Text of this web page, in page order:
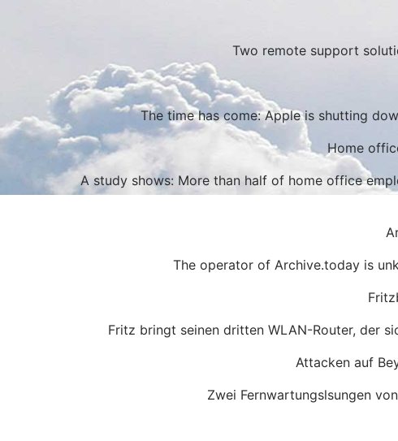
Two remote support
The time has come: Apple is shutting
Home
A study shows: More than half of home office
The operator of Archive.today is
Fritz bringt seinen dritten WLAN-Router, der
Attacken auf
Zwei Fernwartungslsungen